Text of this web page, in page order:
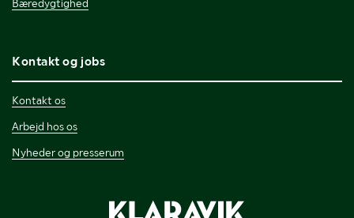
Bæredygtighed
Kontakt og jobs
Kontakt os
Arbejd hos os
Nyheder og presserum